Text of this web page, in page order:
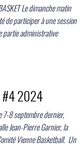
Le dimanche matin
de participer à une session
partie administrative
#4 2024
7-8 septembre dernier,
Jean-Pierre Garnier, la
Vienne Basketball. Un